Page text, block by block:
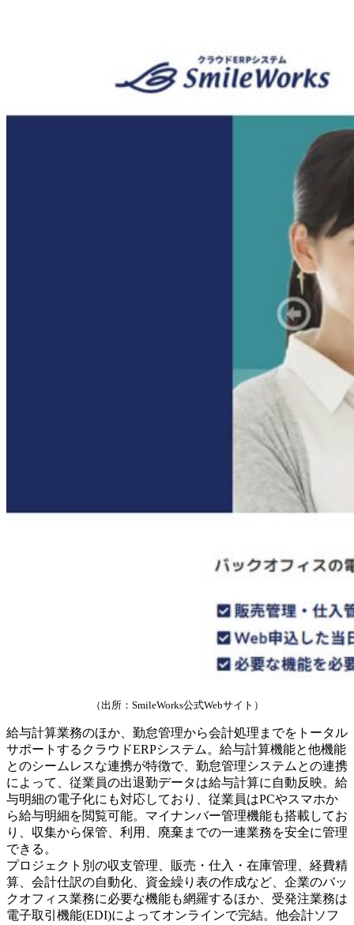
（出所：SmileWorks公式Webサイト）
給与計算業務のほか、勤怠管理から会計処理までをトータル
サポートするクラウドERPシステム。給与計算機能と他機能
とのシームレスな連携が特徴で、勤怠管理システムとの連携
によって、従業員の出退勤データは給与計算に自動反映。給
与明細の電子化にも対応しており、従業員はPCやスマホか
ら給与明細を閲覧可能。マイナンバー管理機能も搭載してお
り、収集から保管、利用、廃棄までの一連業務を安全に管理
できる。
プロジェクト別の収支管理、販売・仕入・在庫管理、経費精
算、会計仕訳の自動化、資金繰り表の作成など、企業のバッ
クオフィス業務に必要な機能も網羅するほか、受発注業務は
電子取引機能(EDI)によってオンラインで完結。他会計ソフ